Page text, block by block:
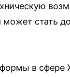
стать
в